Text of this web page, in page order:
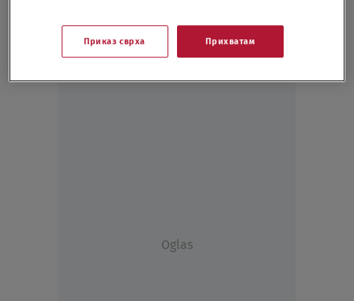
Oglas
Приказ сврха Прихватам